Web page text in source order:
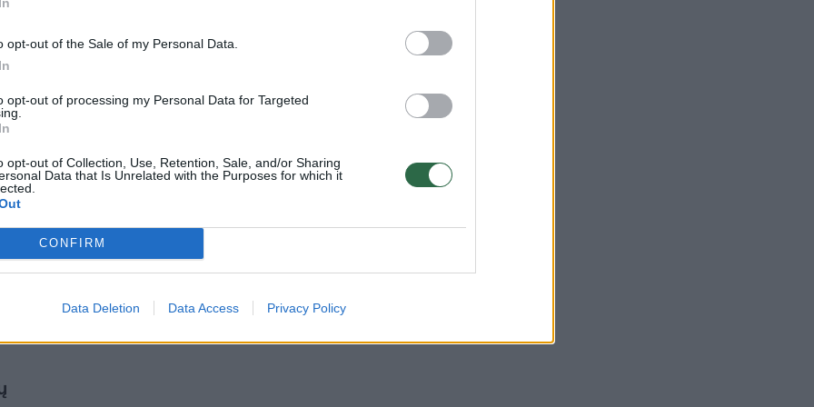
opt-out of the Sale of my Personal Data.
opt-out of processing my Personal Data for Targeted
opt-out of Collection, Use, Retention, Sale, and/or Sharing
Data that Is Unrelated with the Purposes for which it
CONFIRM
Data Deletion Data Access Privacy Policy
K. Siminovo choreografinius
Karališkojoje Alberto koncertų
Gavino Bryarso ir Johno Adamso
„Romeo ir Džuljeta“) salėse.
su Sankt Peterburgo,
Saratovo ir kt. baleto trupėmis.
apdovanojimą: tarptautinio
vardą (1998), Fiodoro Lopuchovo
prizą (už savo choreografinį debiutą
Arvo Pärto muziką Sankt Peterburgo